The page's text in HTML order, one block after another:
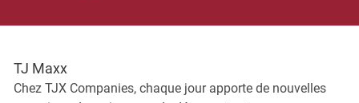
TJ Maxx
Chez TJX Companies, chaque jour apporte de nouvelles